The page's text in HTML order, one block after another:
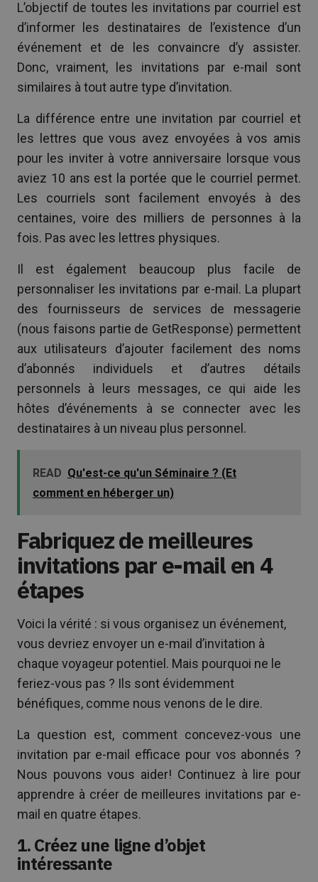
L’objectif de toutes les invitations par courriel est
d’informer les destinataires de l’existence d’un
événement et de les convaincre d’y assister.
Donc, vraiment, les invitations par e-mail sont
similaires à tout autre type d’invitation.
La différence entre une invitation par courriel et
les lettres que vous avez envoyées à vos amis
pour les inviter à votre anniversaire lorsque vous
aviez 10 ans est la portée que le courriel permet.
Les courriels sont facilement envoyés à des
centaines, voire des milliers de personnes à la
fois. Pas avec les lettres physiques.
Il est également beaucoup plus facile de
personnaliser les invitations par e-mail. La plupart
des fournisseurs de services de messagerie
(nous faisons partie de GetResponse) permettent
aux utilisateurs d’ajouter facilement des noms
d’abonnés individuels et d’autres détails
personnels à leurs messages, ce qui aide les
hôtes d’événements à se connecter avec les
destinataires à un niveau plus personnel.
READ Qu'est-ce qu'un Séminaire ? (Et
comment en héberger un)
Fabriquez de meilleures
invitations par e-mail en 4
étapes
Voici la vérité : si vous organisez un événement,
vous devriez envoyer un e-mail d’invitation à
chaque voyageur potentiel. Mais pourquoi ne le
feriez-vous pas ? Ils sont évidemment
bénéfiques, comme nous venons de le dire.
La question est, comment concevez-vous une
invitation par e-mail efficace pour vos abonnés ?
Nous pouvons vous aider! Continuez à lire pour
apprendre à créer de meilleures invitations par e-
mail en quatre étapes.
1. Créez une ligne d’objet
intéressante